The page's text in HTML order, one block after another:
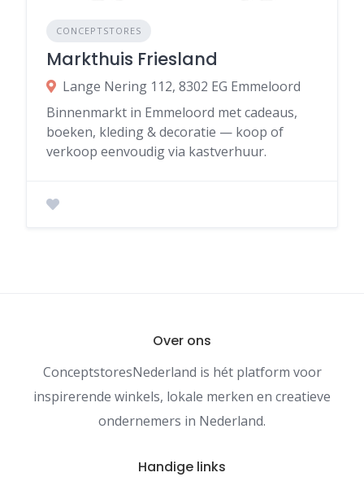
CONCEPTSTORES
Markthuis Friesland
Lange Nering 112, 8302 EG Emmeloord
Binnenmarkt in Emmeloord met cadeaus,
boeken, kleding & decoratie — koop of
verkoop eenvoudig via kastverhuur.
Over ons
ConceptstoresNederland is hét platform voor
inspirerende winkels, lokale merken en creatieve
ondernemers in Nederland.
Handige links